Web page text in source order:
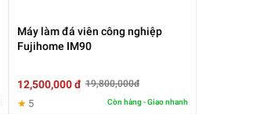
Máy làm đá viên công nghiệp
Fujihome IM90
12,500,000 đ 19,800,000đ
★ 5 Còn hàng - Giao nhanh